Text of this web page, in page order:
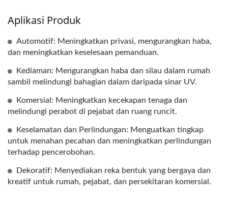
Aplikasi Produk
Automotif: Meningkatkan privasi, mengurangkan haba,
dan meningkatkan keselesaan pemanduan.
Kediaman: Mengurangkan haba dan silau dalam rumah
sambil melindungi bahagian dalam daripada sinar UV.
Komersial: Meningkatkan kecekapan tenaga dan
melindungi perabot di pejabat dan ruang runcit.
Keselamatan dan Perlindungan: Menguatkan tingkap
untuk menahan pecahan dan meningkatkan perlindungan
terhadap pencerobohan.
Dekoratif: Menyediakan reka bentuk yang bergaya dan
kreatif untuk rumah, pejabat, dan persekitaran komersial.